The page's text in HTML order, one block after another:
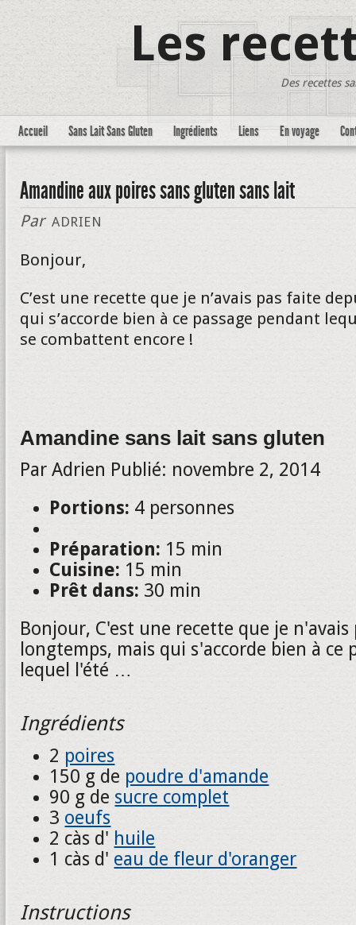
Les
Des recettes
Accueil Sans Lait Sans Gluten Ingrédients Liens En voyage
Amandine aux poires sans gluten sans lait
Par ADRIEN
Bonjour,
C’est une recette que je n’avais pas faite
qui s’accorde bien à ce passage pendant
se combattent encore !
Amandine sans lait sans gluten
Par Adrien Publié: novembre 2, 2014
Portions: 4 personnes
Préparation: 15 min
Cuisine: 15 min
Prêt dans: 30 min
Bonjour, C'est une recette que je
longtemps, mais qui s'accorde bien à ce
lequel l'été …
Ingrédients
2 poires
150 g de poudre d'amande
90 g de sucre complet
3 oeufs
2 càs d' huile
1 càs d' eau de fleur d'oranger
Instructions